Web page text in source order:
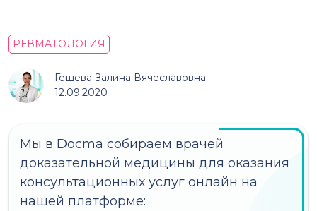
РЕВМАТОЛОГИЯ
Гешева Залина Вячеславовна
12.09.2020
Мы в Docma собираем врачей
доказательной медицины для оказания
консультационных услуг онлайн на
нашей платформе: